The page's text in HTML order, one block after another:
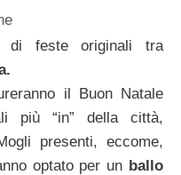
feste originali tra
il Buon Natale
più “in” della città,
presenti, eccome,
optato per un ballo